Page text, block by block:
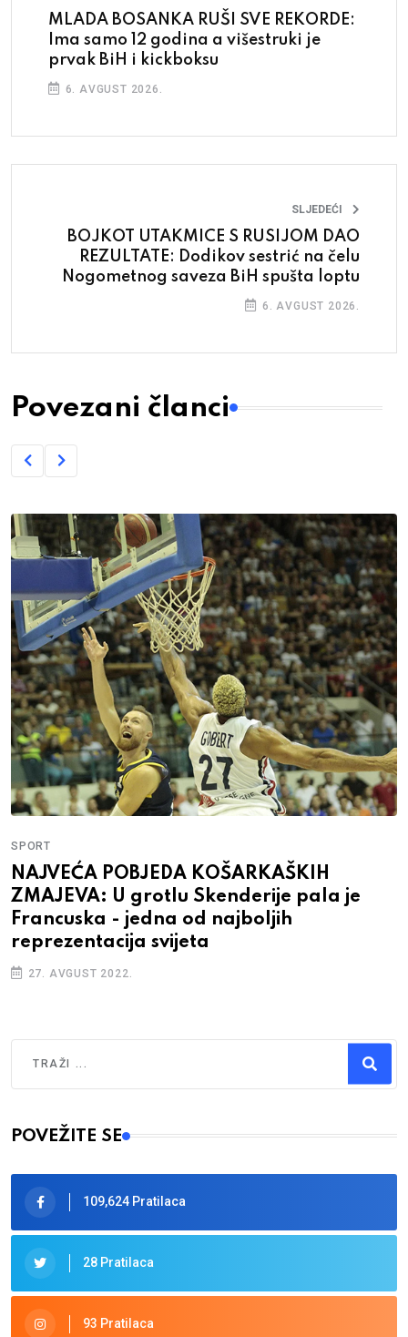
MLADA BOSANKA RUŠI SVE REKORDE:
Ima samo 12 godina a višestruki je
prvak BiH i kickboksu
6. AVGUST 2026.
SLJEDEĆI
BOJKOT UTAKMICE S RUSIJOM DAO
REZULTATE: Dodikov sestrić na čelu
Nogometnog saveza BiH spušta loptu
6. AVGUST 2026.
Povezani članci
SPORT
NAJVEĆA POBJEDA KOŠARKAŠKIH
ZMAJEVA: U grotlu Skenderije pala je
Francuska - jedna od najboljih
reprezentacija svijeta
27. AVGUST 2022.
Type 2 or more characters for results.
POVEŽITE SE
109,624 Pratilaca
28 Pratilaca
93 Pratilaca